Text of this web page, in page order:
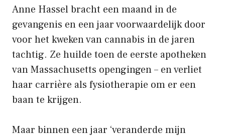
Anne Hassel bracht een maand in de
gevangenis en een jaar voorwaardelijk door
voor het kweken van cannabis in de jaren
tachtig. Ze huilde toen de eerste apotheken
van Massachusetts opengingen – en verliet
haar carrière als fysiotherapie om er een
baan te krijgen.
Maar binnen een jaar ‘veranderde mijn